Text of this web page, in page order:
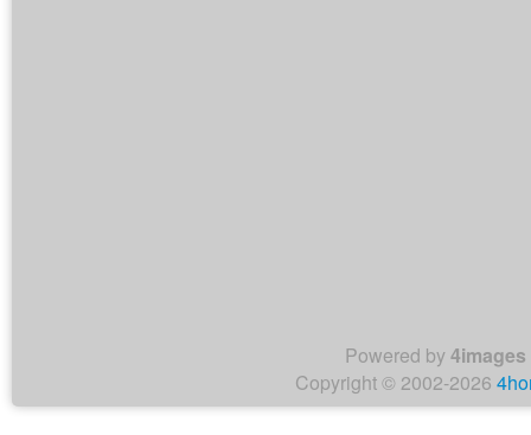
Powered by4images
Copyright © 2002-2026